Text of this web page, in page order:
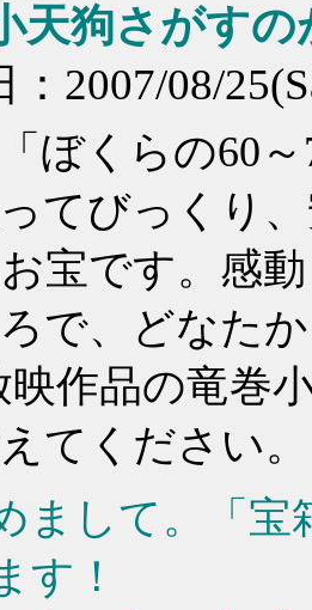
天狗さがすの
：2007/08/
ぼくらの60
てびっくり
宝です。感
で、どなたか
映作品の竜巻
てください
まして。「宝
す！